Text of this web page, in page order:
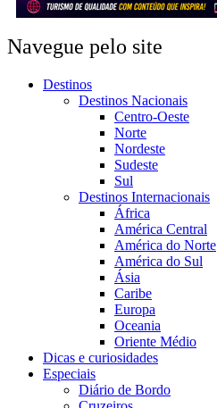
Navegue pelo site
Destinos
Destinos Nacionais
Centro-Oeste
Norte
Nordeste
Sudeste
Sul
Destinos Internacionais
África
América Central
América do Norte
América do Sul
Ásia
Caribe
Europa
Oceania
Oriente Médio
Dicas e curiosidades
Especiais
Diário de Bordo